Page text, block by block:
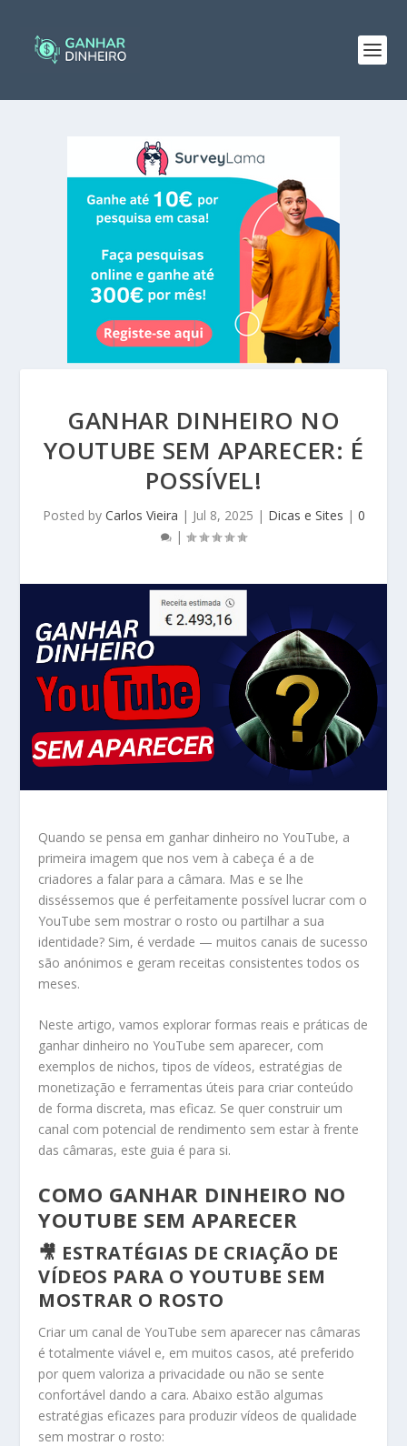
GANHAR DINHEIRO NO
YOUTUBE SEM APARECER: É
POSSÍVEL!
Posted by Carlos Vieira | Jul 8, 2025 | Dicas e Sites | 0
|
Quando se pensa em ganhar dinheiro no YouTube, a
primeira imagem que nos vem à cabeça é a de
criadores a falar para a câmara. Mas e se lhe
disséssemos que é perfeitamente possível lucrar com o
YouTube sem mostrar o rosto ou partilhar a sua
identidade? Sim, é verdade — muitos canais de sucesso
são anónimos e geram receitas consistentes todos os
meses.
Neste artigo, vamos explorar formas reais e práticas de
ganhar dinheiro no YouTube sem aparecer, com
exemplos de nichos, tipos de vídeos, estratégias de
monetização e ferramentas úteis para criar conteúdo
de forma discreta, mas eficaz. Se quer construir um
canal com potencial de rendimento sem estar à frente
das câmaras, este guia é para si.
COMO GANHAR DINHEIRO NO
YOUTUBE SEM APARECER
🎥 ESTRATÉGIAS DE CRIAÇÃO DE
VÍDEOS PARA O YOUTUBE SEM
MOSTRAR O ROSTO
Criar um canal de YouTube sem aparecer nas câmaras
é totalmente viável e, em muitos casos, até preferido
por quem valoriza a privacidade ou não se sente
confortável dando a cara. Abaixo estão algumas
estratégias eficazes para produzir vídeos de qualidade
sem mostrar o rosto: